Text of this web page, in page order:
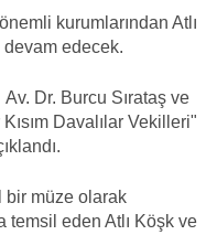
kurumlarından Atlı
devam edecek.
Dr. Burcu Sırataş ve
Davalılar Vekilleri"
bir müze olarak
temsil eden Atlı Köşk ve